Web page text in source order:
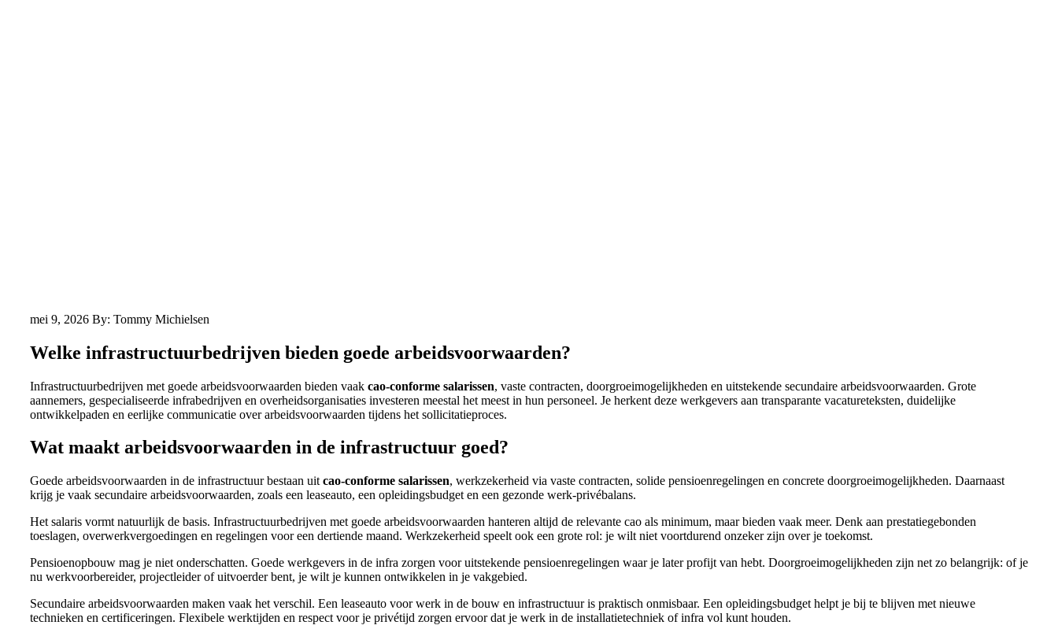
mei 9, 2026 By: Tommy Michielsen
Welke infrastructuurbedrijven bieden goede arbeidsvoorwaarden?
Infrastructuurbedrijven met goede arbeidsvoorwaarden bieden vaak cao-conforme salarissen, vaste contracten, doorgroeimogelijkheden en uitstekende secundaire arbeidsvoorwaarden. Grote
aannemers, gespecialiseerde infrabedrijven en overheidsorganisaties investeren meestal het meest in hun personeel. Je herkent deze werkgevers aan transparante vacatureteksten, duidelijke
ontwikkelpaden en eerlijke communicatie over arbeidsvoorwaarden tijdens het sollicitatieproces.
Wat maakt arbeidsvoorwaarden in de infrastructuur goed?
Goede arbeidsvoorwaarden in de infrastructuur bestaan uit cao-conforme salarissen, werkzekerheid via vaste contracten, solide pensioenregelingen en concrete doorgroeimogelijkheden. Daarnaast
krijg je vaak secundaire arbeidsvoorwaarden, zoals een leaseauto, een opleidingsbudget en een gezonde werk-privébalans.
Het salaris vormt natuurlijk de basis. Infrastructuurbedrijven met goede arbeidsvoorwaarden hanteren altijd de relevante cao als minimum, maar bieden vaak meer. Denk aan prestatiegebonden
toeslagen, overwerkvergoedingen en regelingen voor een dertiende maand. Werkzekerheid speelt ook een grote rol: je wilt niet voortdurend onzeker zijn over je toekomst.
Pensioenopbouw mag je niet onderschatten. Goede werkgevers in de infra zorgen voor uitstekende pensioenregelingen waar je later profijt van hebt. Doorgroeimogelijkheden zijn net zo belangrijk: of je
nu werkvoorbereider, projectleider of uitvoerder bent, je wilt je kunnen ontwikkelen in je vakgebied.
Secundaire arbeidsvoorwaarden maken vaak het verschil. Een leaseauto voor werk in de bouw en infrastructuur is praktisch onmisbaar. Een opleidingsbudget helpt je bij te blijven met nieuwe
technieken en certificeringen. Flexibele werktijden en respect voor je privétijd zorgen ervoor dat je werk in de installatietechniek of infra vol kunt houden.